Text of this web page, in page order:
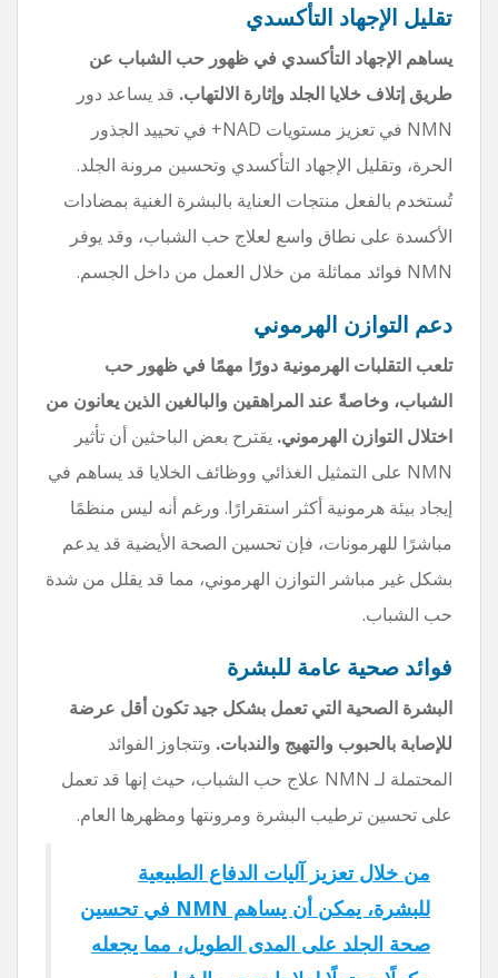
تقليل الإجهاد التأكسدي
يساهم الإجهاد التأكسدي في ظهور حب الشباب عن
طريق إتلاف خلايا الجلد وإثارة الالتهاب. قد يساعد دور
NMN في تعزيز مستويات NAD+ في تحييد الجذور
الحرة، وتقليل الإجهاد التأكسدي وتحسين مرونة الجلد.
تُستخدم بالفعل منتجات العناية بالبشرة الغنية بمضادات
الأكسدة على نطاق واسع لعلاج حب الشباب، وقد يوفر
NMN فوائد مماثلة من خلال العمل من داخل الجسم.
دعم التوازن الهرموني
تلعب التقلبات الهرمونية دورًا مهمًا في ظهور حب
الشباب، وخاصةً عند المراهقين والبالغين الذين يعانون من
اختلال التوازن الهرموني. يقترح بعض الباحثين أن تأثير
NMN على التمثيل الغذائي ووظائف الخلايا قد يساهم في
إيجاد بيئة هرمونية أكثر استقرارًا. ورغم أنه ليس منظمًا
مباشرًا للهرمونات، فإن تحسين الصحة الأيضية قد يدعم
بشكل غير مباشر التوازن الهرموني، مما قد يقلل من شدة
حب الشباب.
فوائد صحية عامة للبشرة
البشرة الصحية التي تعمل بشكل جيد تكون أقل عرضة
للإصابة بالحبوب والتهيج والندبات. وتتجاوز الفوائد
المحتملة لـ NMN علاج حب الشباب، حيث إنها قد تعمل
على تحسين ترطيب البشرة ومرونتها ومظهرها العام.
من خلال تعزيز آليات الدفاع الطبيعية
للبشرة، يمكن أن يساهم NMN في تحسين
صحة الجلد على المدى الطويل، مما يجعله